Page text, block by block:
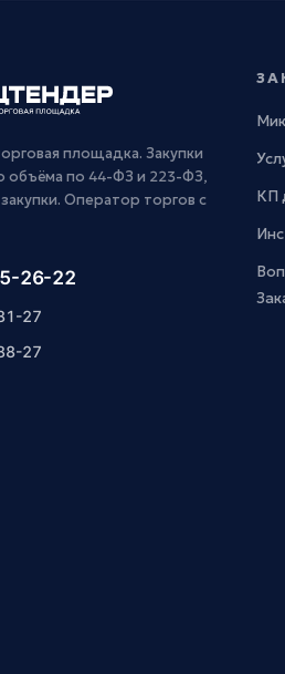
площадка. Закупки
объёма по 44-ФЗ и 223-ФЗ,
Оператор торгов с
26-22
27
27
КП